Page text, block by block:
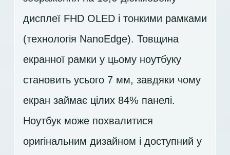
дисплеї FHD OLED і тонкими рамками
(технологія NanoEdge). Товщина
екранної рамки у цьому ноутбуку
становить усього 7 мм, завдяки чому
екран займає цілих 84% панелі.
Ноутбук може похвалитися
оригінальним дизайном і доступний у